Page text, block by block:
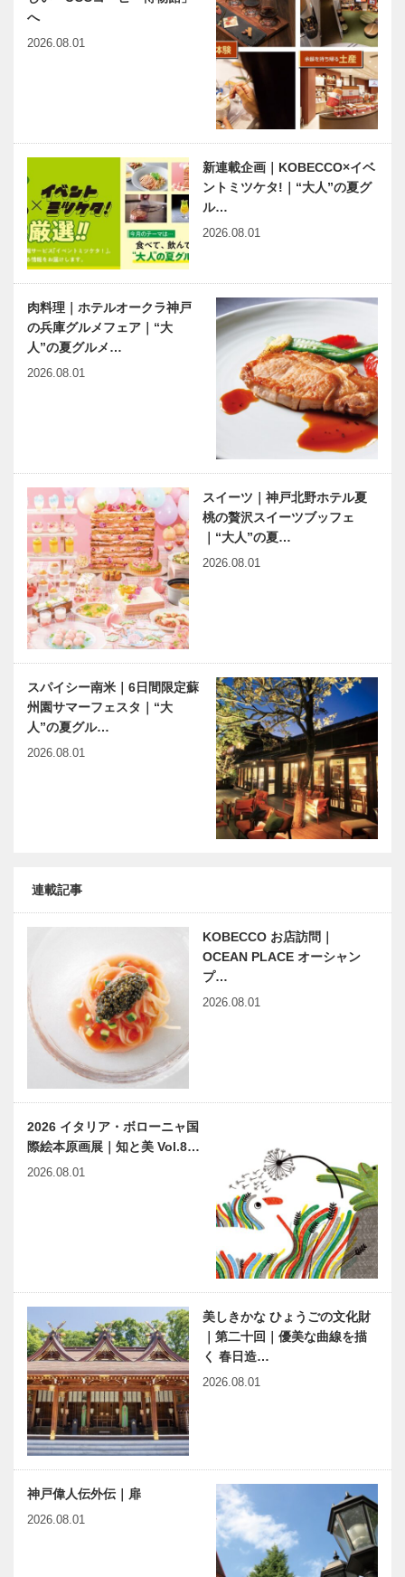
クト
兵庫県医師会
の「みんなの
医療社会学」
第151回
Vol.30神戸大
学医学部附属
病院 総合内
科 乙井 一
典…
安心して受け
供 甲南医療
センター低侵
出会いと学びの旅から
Vol.03
です。｜シン
ガーソングラ
建樹 …
今月の映画と
連載エッセイ
／喫茶店の書
斎から94
乾麺一把、麦
一キロ
123回 学生
が「木」をテ
ーマにした番
組を制作『ツ
リーズ神…
有馬温泉歴史
人物帖 ～其
の拾弐～ 荒
木又右衛門
（あらきまた
ベトナム元気
X躍動するア
ジア 第３回
｜日本モンゴ
ル合作映画の
企画が準備中
神戸から車で
神戸偉人伝外伝 ～知られ
京
へ
2026.08.01
新連載企画｜KOBECCO×イベ
ントミツケタ!｜“大人”の夏グ
ル…
2026.08.01
肉料理｜ホテルオークラ神戸
の兵庫グルメフェア｜“大
人”の夏グルメ…
2026.08.01
スイーツ｜神戸北野ホテル夏
桃の贅沢スイーツブッフェ
｜“大人”の夏…
2026.08.01
スパイシー南米｜6日間限定蘇
州園サマーフェスタ｜“大
人”の夏グル…
2026.08.01
連載記事
KOBECCO お店訪問｜
OCEAN PLACE オーシャン
プ…
2026.08.01
2026 イタリア・ボローニャ国
際絵本原画展｜知と美 Vol.8…
2026.08.01
美しきかな ひょうごの文化財
｜第二十回｜優美な曲線を描
く 春日造…
2026.08.01
神戸偉人伝外伝｜扉
2026.08.01